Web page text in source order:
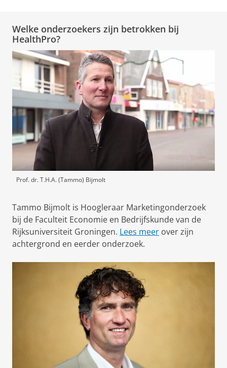
Welke onderzoekers zijn betrokken bij
HealthPro?
Prof. dr. T.H.A. (Tammo) Bijmolt
Tammo Bijmolt is Hoogleraar Marketingonderzoek
bij de Faculteit Economie en Bedrijfskunde van de
Rijksuniversiteit Groningen. Lees meer over zijn
achtergrond en eerder onderzoek.